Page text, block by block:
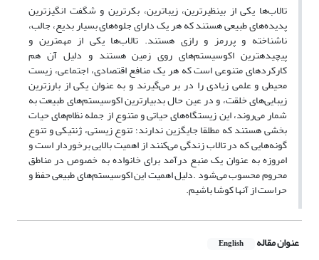
تالاب‌‎ها یکی از بی‎نظیرترین، زیباترین، بکرترین و شگفت انگیزترین
پدیده‌های طبیعی هستند که هر یک دارای جلوه‌های بسیار بدیع، جالب،
ناشناخته و پررمز و رازی هستند. تالاب‌ها یکی از مهمترین و
پیچیده‎ترین اکوسیستم‌های روی زمین هستند و دلیل آن هم
کارکردهای متنوعی است که هر یک منافع اقتصادی، اجتماعی، زیست
محیطی و علمی زیادی را در بر می‌گیرند و به عنوان یکی از بارزترین
زیبایی‌های خلقت، و در عین حال بدبیارترین اکوسیستم‌های طبیعت به
شمار می‌روند، این زیستگاه‌های حیاتی و متنوع از جمله نظام‌های حیات
بخشی هستند که مطلقا جایگزین ندارند؛ تنوع زیستی، ژنتیکی و تنوع
گونه‌هایی که در تالاب زندگی می‌کنند از اهمیت بالایی برخوردار است و
امروزه به عنوان یک منبع درآمد برای خانواده به خصوص در مناطق
محروم محسوب می‌شود .دلیل اهمیت این اکوسیستم‌های طبیعی حفظ و
حراست از آنها کوشا باشیم.
عنوان مقاله English